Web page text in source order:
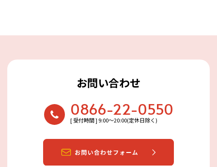
お問い合わせ
0866-22-0550
[ 受付時間 ] 9:00〜20:00(定休日除く)